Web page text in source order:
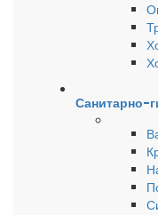
Санитарно-